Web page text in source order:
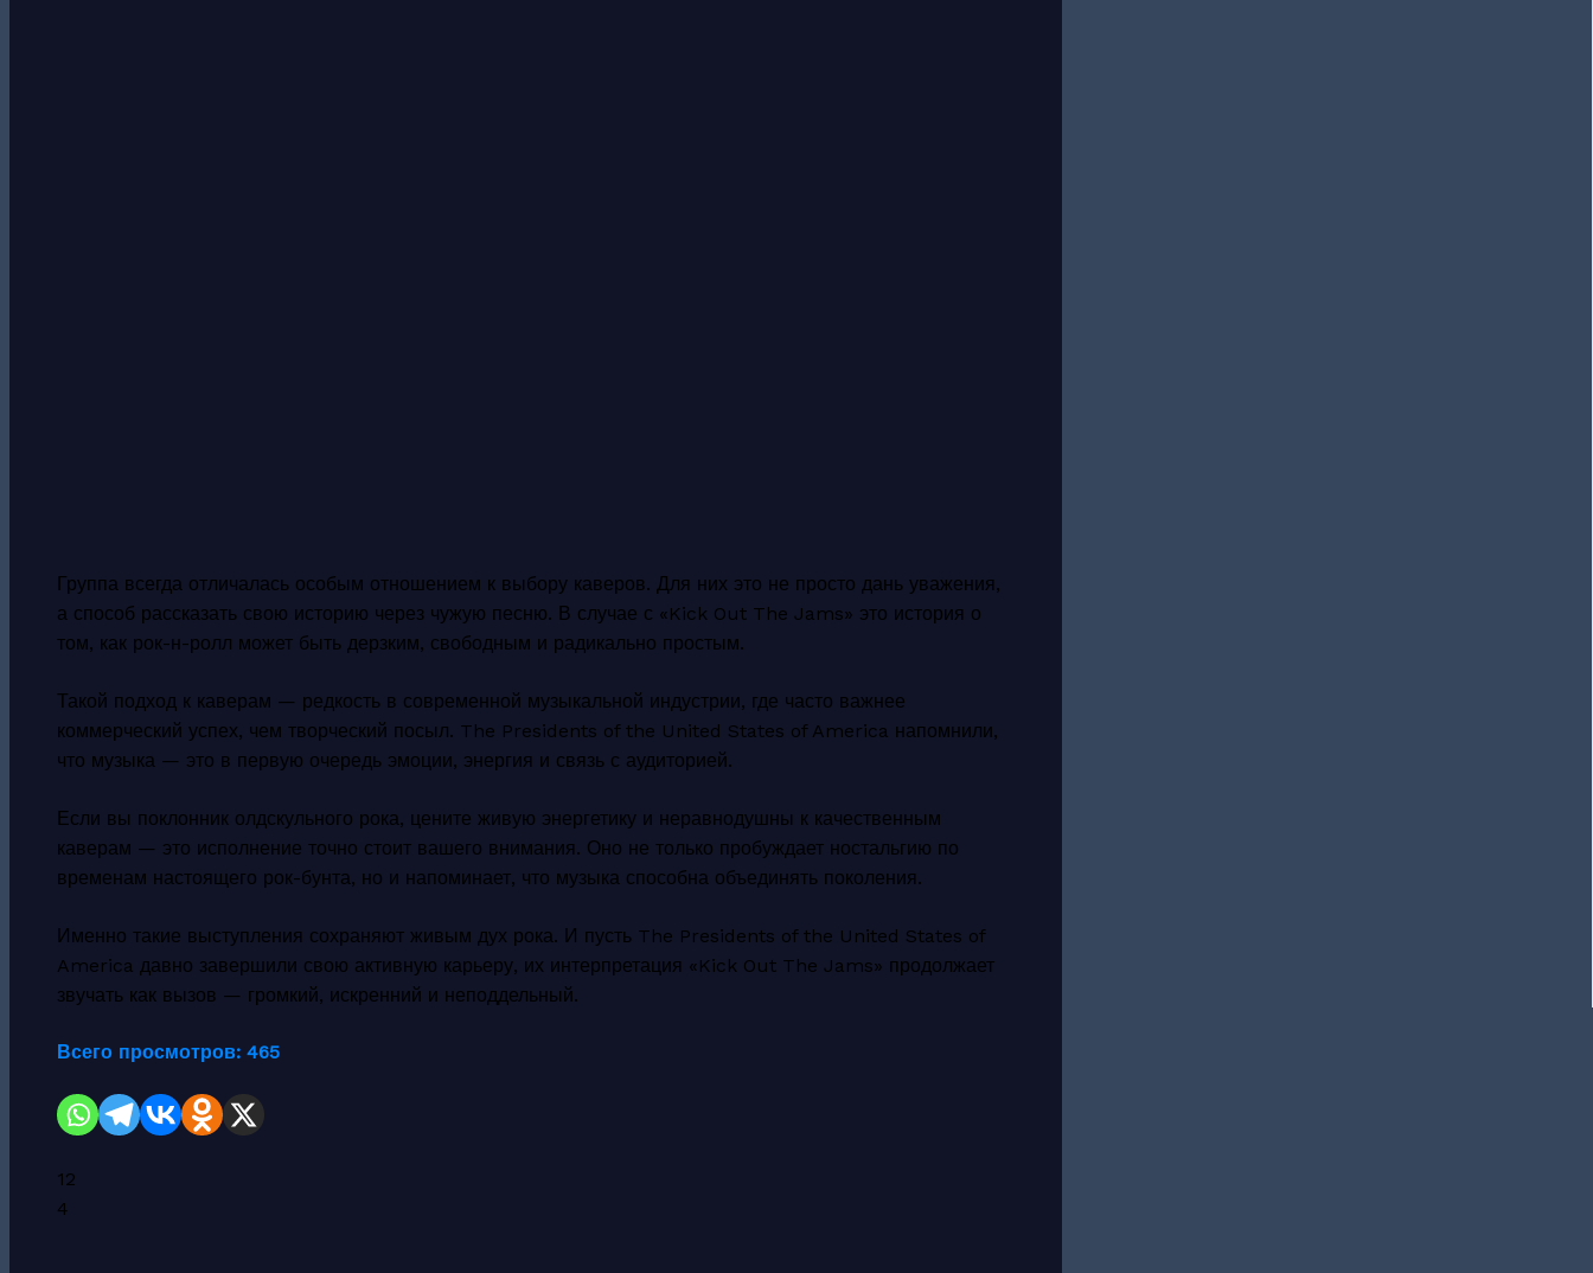
Группа всегда отличалась особым отношением к выбору каверов. Для них это не просто дань уважения,
а способ рассказать свою историю через чужую песню. В случае с «Kick Out The Jams» это история о
том, как рок-н-ролл может быть дерзким, свободным и радикально простым.
Такой подход к каверам — редкость в современной музыкальной индустрии, где часто важнее
коммерческий успех, чем творческий посыл. The Presidents of the United States of America напомнили,
что музыка — это в первую очередь эмоции, энергия и связь с аудиторией.
Если вы поклонник олдскульного рока, цените живую энергетику и неравнодушны к качественным
каверам — это исполнение точно стоит вашего внимания. Оно не только пробуждает ностальгию по
временам настоящего рок-бунта, но и напоминает, что музыка способна объединять поколения.
Именно такие выступления сохраняют живым дух рока. И пусть The Presidents of the United States of
America давно завершили свою активную карьеру, их интерпретация «Kick Out The Jams» продолжает
звучать как вызов — громкий, искренний и неподдельный.
Всего просмотров: 465
12
4